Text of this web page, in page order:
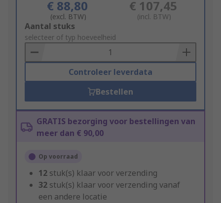
€ 88,80
(excl. BTW)
€ 107,45
(incl. BTW)
Add
to
Basket
Aantal stuks
selecteer of typ hoeveelheid
Controleer leverdata
Bestellen
GRATIS bezorging voor bestellingen van
meer dan € 90,00
Op voorraad
12 stuk(s) klaar voor verzending
32 stuk(s) klaar voor verzending vanaf
een andere locatie